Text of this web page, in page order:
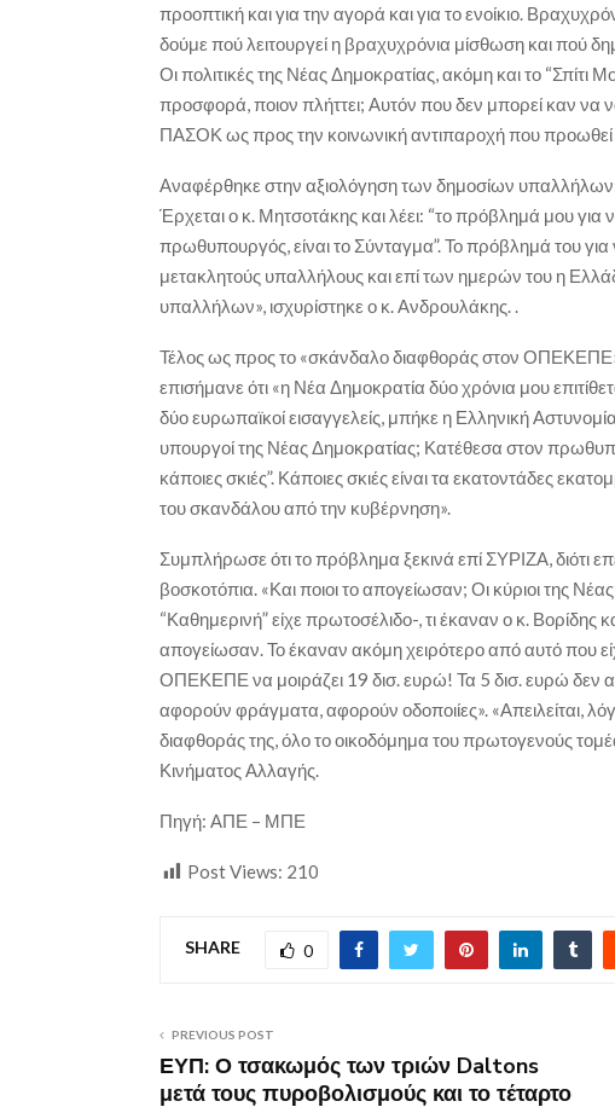
προοπτική και για την αγορά και για το ενοίκιο.
δούμε πού λειτουργεί η βραχυχρόνια μίσθωση και πού
Οι πολιτικές της Νέας Δημοκρατίας, ακόμη και το “Σπίτι
προσφορά, ποιον πλήττει; Αυτόν που δεν μπορεί καν να
ΠΑΣΟΚ ως προς την κοινωνική αντιπαροχή που προωθεί
Αναφέρθηκε στην αξιολόγηση των δημοσίων υπαλλήλων:
Έρχεται ο κ. Μητσοτάκης και λέει: “το πρόβλημά μου για
πρωθυπουργός, είναι το Σύνταγμα”. Το πρόβλημά του για
μετακλητούς υπαλλήλους και επί των ημερών του η
υπαλλήλων», ισχυρίστηκε ο κ. Ανδρουλάκης. .
Τέλος ως προς το «σκάνδαλο διαφθοράς στον
επισήμανε ότι «η Νέα Δημοκρατία δύο χρόνια μου
δύο ευρωπαϊκοί εισαγγελείς, μπήκε η Ελληνική
υπουργοί της Νέας Δημοκρατίας; Κατέθεσα στον
κάποιες σκιές”. Κάποιες σκιές είναι τα εκατοντάδες
του σκανδάλου από την κυβέρνηση».
Συμπλήρωσε ότι το πρόβλημα ξεκινά επί ΣΥΡΙΖΑ, διότι
βοσκοτόπια. «Και ποιοι το απογείωσαν; Οι κύριοι της
“Καθημερινή” είχε πρωτοσέλιδο-, τι έκαναν ο κ. Βορίδης
απογείωσαν. Το έκαναν ακόμη χειρότερο από αυτό που
ΟΠΕΚΕΠΕ να μοιράζει 19 δισ. ευρώ! Τα 5 δισ. ευρώ δεν
αφορούν φράγματα, αφορούν οδοποιίες». «Απειλείται,
διαφθοράς της, όλο το οικοδόμημα του πρωτογενούς
Κινήματος Αλλαγής.
Πηγή: ΑΠΕ – ΜΠΕ
Post Views: 210
SHARE 0
PREVIOUS POST
ΕΥΠ: Ο τσακωμός των τριών Daltons
μετά τους πυροβολισμούς και το τέταρτο